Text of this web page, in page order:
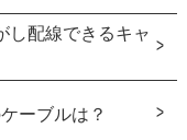
し配線できるキャ
ーブルは？